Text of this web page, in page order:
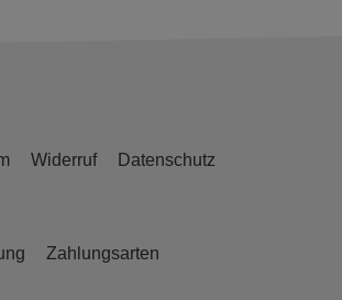
Widerruf Datenschutz
Zahlungsarten